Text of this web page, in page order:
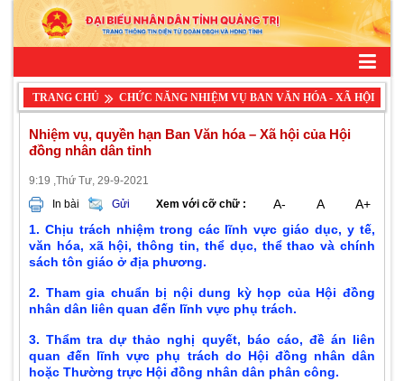
TRANG CHỦ CHỨC NĂNG NHIỆM VỤ BAN VĂN HÓA - XÃ HỘI
Nhiệm vụ, quyền hạn Ban Văn hóa – Xã hội của Hội
đồng nhân dân tỉnh
9:19 ,Thứ Tư, 29-9-2021
In bài
Gửi Xem với cỡ chữ : A- A
A+
1. Chịu trách nhiệm trong các lĩnh vực giáo dục, y tế,
văn hóa, xã hội, thông tin, thể dục, thể thao và chính
sách tôn giáo ở địa phương.
2. Tham gia chuẩn bị nội dung kỳ họp của Hội đồng
nhân dân liên quan đến lĩnh vực phụ trách.
3. Thẩm tra dự thảo nghị quyết, báo cáo, đề án liên
quan đến lĩnh vực phụ trách do Hội đồng nhân dân
hoặc Thường trực Hội đồng nhân dân phân công.